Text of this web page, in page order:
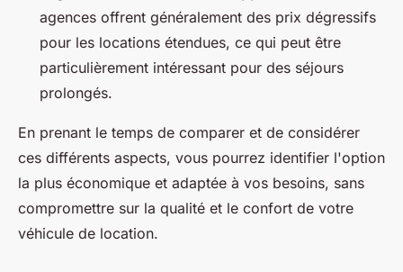
agences offrent généralement des prix dégressifs
pour les locations étendues, ce qui peut être
particulièrement intéressant pour des séjours
prolongés.
En prenant le temps de comparer et de considérer
ces différents aspects, vous pourrez identifier l'option
la plus économique et adaptée à vos besoins, sans
compromettre sur la qualité et le confort de votre
véhicule de location.